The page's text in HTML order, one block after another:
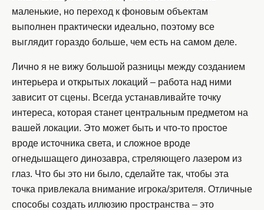
маленькие, но переход к фоновым объектам
выполнен практически идеально, поэтому все
выглядит гораздо больше, чем есть на самом деле.
Лично я не вижу большой разницы между созданием
интерьера и открытых локаций – работа над ними
зависит от сцены. Всегда устанавливайте точку
интереса, которая станет центральным предметом на
вашей локации. Это может быть и что-то простое
вроде источника света, и сложное вроде
огнедышащего динозавра, стреляющего лазером из
глаз. Что бы это ни было, сделайте так, чтобы эта
точка привлекала внимание игрока/зрителя. Отличные
способы создать иллюзию пространства – это